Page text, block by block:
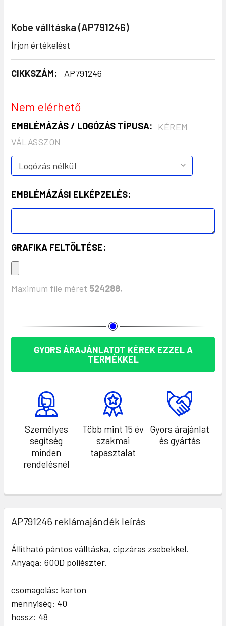
Kobe válltáska (AP791246)
Írjon értékelést
CIKKSZÁM: AP791246
Nem elérhető
EMBLÉMÁZÁS / LOGÓZÁS TÍPUSA:
KÉREM
VÁLASSZON
EMBLÉMÁZÁSI ELKÉPZELÉS:
GRAFIKA FELTÖLTÉSE:
Maximum file méret 524288,
GYORS ÁRAJÁNLATOT KÉREK EZZEL A
TERMÉKKEL
Személyes
segítség
minden
rendelésnél
Több mint 15 év
szakmai
tapasztalat
Gyors árajánlat
és gyártás
AP791246 reklámajándék leírás
Állítható pántos válltáska, cipzáras zsebekkel.
Anyaga: 600D poliészter.
csomagolás: karton
mennyiség: 40
hossz: 48